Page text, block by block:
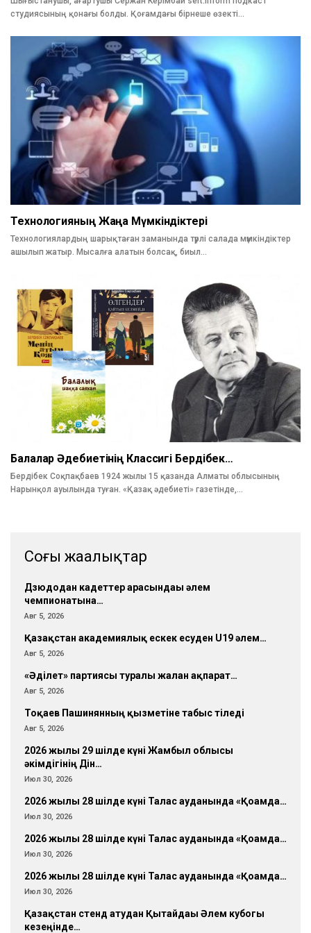
студиясының қонағы болды. Қоғамдағы бірнеше өзекті…
Технологияның Жаңа Мүмкіндіктері
Технологиялардың шарықтаған заманында түрлі салада мүмкіндіктер
ашы­лып жатыр. Мысалға алатын бол­сақ, биыл…
Балалар Әдебиетінің Классигі Бердібек…
Бердібек Соқпақбаев 1924 жылы 15 қазанда Алматы облысының
Нарынқол ауылында туған. «Қазақ әдебиеті» газетінде,…
Соңғы жаңалықтар
Дзюдодан кадеттер арасындағы әлем
чемпионатына…
Авг 5, 2026
Қазақстан академиялық ескек есуден U19 әлем…
Авг 5, 2026
«Әділет» партиясы туралы жалған ақпарат…
Авг 5, 2026
Тоқаев Пашинянның қызметіне табыс тіледі
Авг 5, 2026
2026 жылғы 29 шілде күні Жамбыл облысы
әкімдігінің Дін…
Июл 30, 2026
2026 жылғы 28 шілде күні Талас ауданында «Қоғамда…
Июл 30, 2026
2026 жылғы 28 шілде күні Талас ауданында «Қоғамда…
Июл 30, 2026
2026 жылғы 28 шілде күні Талас ауданында «Қоғамда…
Июл 30, 2026
Қазақстан стенд атудан Қытайдағы Әлем кубогы
кезеңінде…